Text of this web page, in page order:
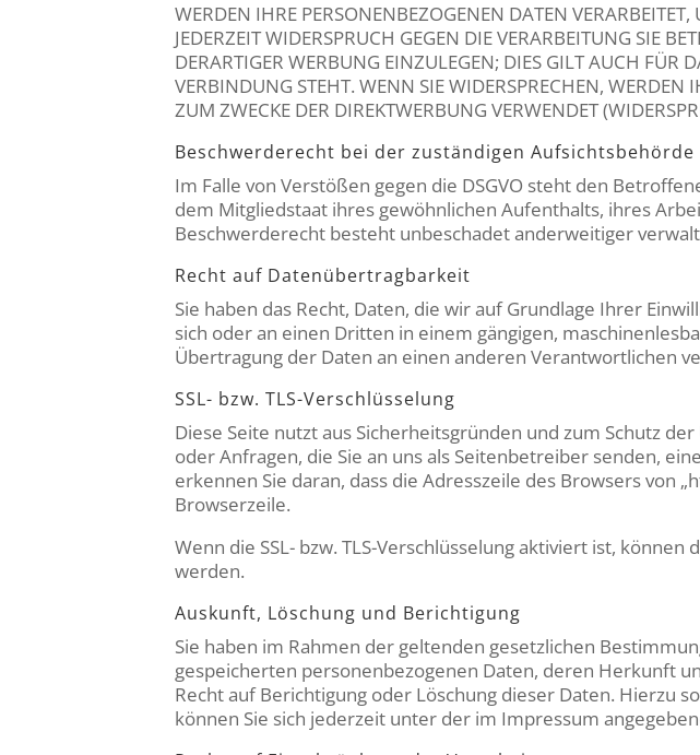
WERDEN IHRE PERSONENBEZOGENEN DATEN
JEDERZEIT WIDERSPRUCH GEGEN DIE VERARBEITUNG SIE
DERARTIGER WERBUNG EINZULEGEN; DIES GILT AUCH FÜR
VERBINDUNG STEHT. WENN SIE WIDERSPRECHEN,
ZUM ZWECKE DER DIREKTWERBUNG VERWENDET
Beschwerde­recht bei der zuständigen Aufsichts­behörde
Im Falle von Verstößen gegen die DSGVO steht den
dem Mitgliedstaat ihres gewöhnlichen Aufenthalts, ihres
Beschwerderecht besteht unbeschadet anderweitiger
Recht auf Daten­übertrag­barkeit
Sie haben das Recht, Daten, die wir auf Grundlage Ihrer
sich oder an einen Dritten in einem gängigen,
Übertragung der Daten an einen anderen Verantwortlichen
SSL- bzw. TLS-Verschlüsselung
Diese Seite nutzt aus Sicherheitsgründen und zum Schutz
oder Anfragen, die Sie an uns als Seitenbetreiber senden,
erkennen Sie daran, dass die Adresszeile des Browsers von
Browserzeile.
Wenn die SSL- bzw. TLS-Verschlüsselung aktiviert ist,
werden.
Auskunft, Löschung und Berichtigung
Sie haben im Rahmen der geltenden gesetzlichen
gespeicherten personenbezogenen Daten, deren Herkunft
Recht auf Berichtigung oder Löschung dieser Daten. Hierzu
können Sie sich jederzeit unter der im Impressum